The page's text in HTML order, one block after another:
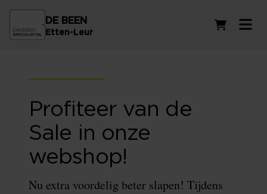
DE BEEN
Etten-Leur
Profiteer van de
Sale in onze
webshop!
Nu extra voordelig beter slapen! Tijdens